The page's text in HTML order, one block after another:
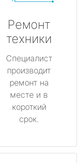
Ремонт
техники
Специалист
производит
ремонт на
месте и в
короткий
срок.